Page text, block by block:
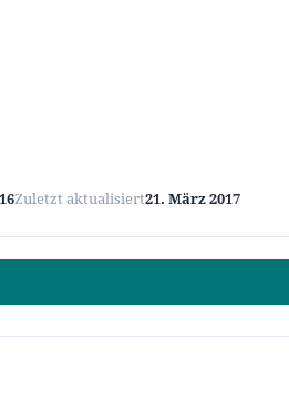
Zuletzt aktualisiert21. März 2017